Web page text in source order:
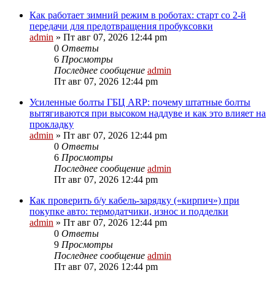
Как работает зимний режим в роботах: старт со 2-й
передачи для предотвращения пробуксовки
admin » Пт авг 07, 2026 12:44 pm
0 Ответы
6 Просмотры
Последнее сообщение admin
Пт авг 07, 2026 12:44 pm
Усиленные болты ГБЦ ARP: почему штатные болты
вытягиваются при высоком наддуве и как это влияет на
прокладку
admin » Пт авг 07, 2026 12:44 pm
0 Ответы
6 Просмотры
Последнее сообщение admin
Пт авг 07, 2026 12:44 pm
Как проверить б/у кабель-зарядку («кирпич») при
покупке авто: термодатчики, износ и подделки
admin » Пт авг 07, 2026 12:44 pm
0 Ответы
9 Просмотры
Последнее сообщение admin
Пт авг 07, 2026 12:44 pm